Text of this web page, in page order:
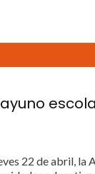
22 de abril, la